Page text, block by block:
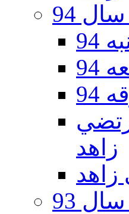
94
مرتضي
زاهد
93